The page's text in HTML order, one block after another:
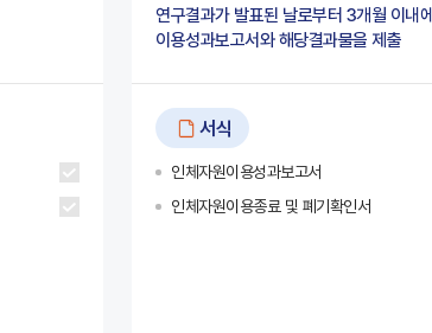
연구결과가 발표된 날로부터 3개월 이내에
이용성과보고서와 해당결과물을 제출
서식
인체자원이용성과보고서
인체자원이용종료 및 폐기확인서